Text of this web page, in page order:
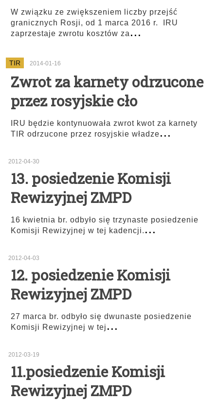
W związku ze zwiększeniem liczby przejść
granicznych Rosji, od 1 marca 2016 r. IRU
zaprzestaje zwrotu kosztów za...
TIR 2014-01-16
Zwrot za karnety odrzucone
przez rosyjskie cło
IRU będzie kontynuowała zwrot kwot za karnety
TIR odrzucone przez rosyjskie władze...
2012-04-30
13. posiedzenie Komisji
Rewizyjnej ZMPD
16 kwietnia br. odbyło się trzynaste posiedzenie
Komisji Rewizyjnej w tej kadencji....
2012-04-03
12. posiedzenie Komisji
Rewizyjnej ZMPD
27 marca br. odbyło się dwunaste posiedzenie
Komisji Rewizyjnej w tej...
2012-03-19
11.posiedzenie Komisji
Rewizyjnej ZMPD